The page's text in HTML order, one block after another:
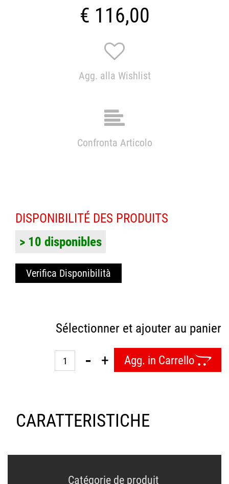
€ 116,00
Agg. alla Wishlist
Confronta Articolo
DISPONIBILITÉ DES PRODUITS
Verifica Disponibilità
> 10 disponibles
Sélectionner et ajouter au panier
Quantità
Agg. in Carrello
CARATTERISTICHE
Catégorie de produit